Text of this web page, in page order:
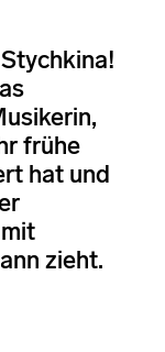
frühe
hat und
zieht.